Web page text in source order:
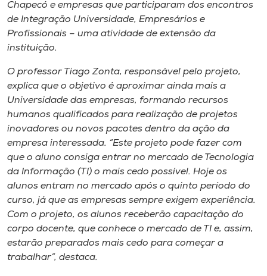
Selecione
o idioma
A+
A-
Chapecó e empresas que participaram dos encontros
de Integração Universidade, Empresários e
Profissionais – uma atividade de extensão da
instituição.
O professor Tiago Zonta, responsável pelo projeto,
explica que o objetivo é aproximar ainda mais a
Universidade das empresas, formando recursos
humanos qualificados para realização de projetos
inovadores ou novos pacotes dentro da ação da
empresa interessada. “Este projeto pode fazer com
que o aluno consiga entrar no mercado de Tecnologia
da Informação (TI) o mais cedo possível. Hoje os
alunos entram no mercado após o quinto período do
curso, já que as empresas sempre exigem experiência.
Com o projeto, os alunos receberão capacitação do
corpo docente, que conhece o mercado de TI e, assim,
estarão preparados mais cedo para começar a
trabalhar”, destaca.